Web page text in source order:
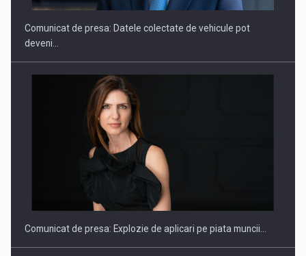
PUTTING ROMANIAN CORPORATE COMPANIES ON THE
INTERNATIONAL BUSINESS SCENE
Comunicat de presa: Datele colectate de vehicule pot
deveni…
Comunicat de presa: Explozie de aplicari pe piata muncii…